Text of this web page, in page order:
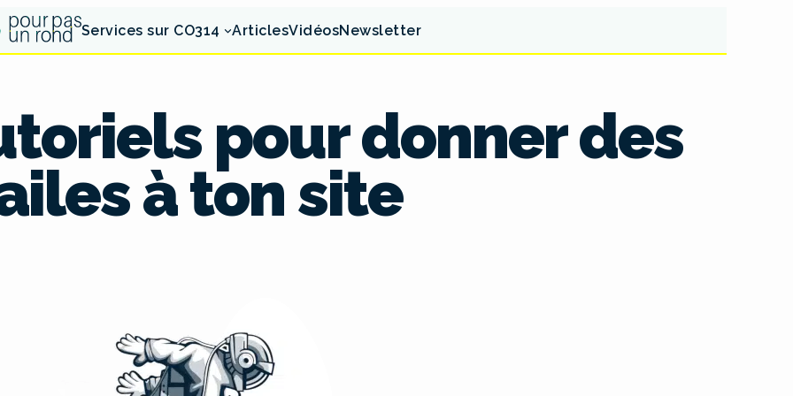
Services sur CO314 ArticlesVidéosNewsletter
pour donner des
à ton site